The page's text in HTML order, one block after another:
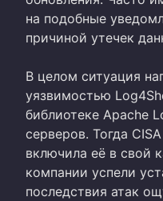
на подобные
причиной утечек
В целом ситуация
уязвимостью
библиотеке Apache
серверов. Тогда
включила её в свой
компании успели
последствия атак